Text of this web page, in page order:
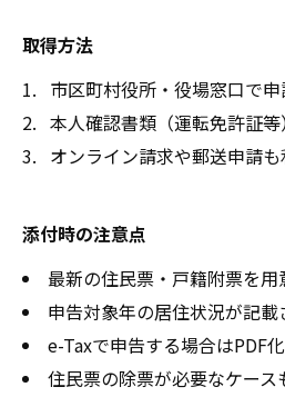
取得方法
市区町村役所・役場窓口で
本人確認書類（運転免許証
オンライン請求や郵送申請
添付時の注意点
最新の住民票・戸籍附票を用
申告対象年の居住状況が記
e-Taxで申告する場合はPDF
住民票の除票が必要なケース